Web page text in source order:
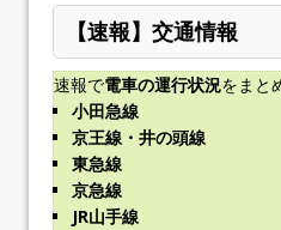
【速報】交通情報
速報で電車の運行状況をまと
小田急線
京王線・井の頭線
東急線
京急線
JR山手線